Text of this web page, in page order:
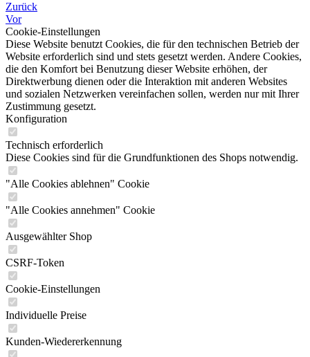
Zurück
Vor
Cookie-Einstellungen
Diese Website benutzt Cookies, die für den technischen Betrieb der
Website erforderlich sind und stets gesetzt werden. Andere Cookies,
die den Komfort bei Benutzung dieser Website erhöhen, der
Direktwerbung dienen oder die Interaktion mit anderen Websites
und sozialen Netzwerken vereinfachen sollen, werden nur mit Ihrer
Zustimmung gesetzt.
Konfiguration
Technisch erforderlich
Diese Cookies sind für die Grundfunktionen des Shops notwendig.
"Alle Cookies ablehnen" Cookie
"Alle Cookies annehmen" Cookie
Ausgewählter Shop
CSRF-Token
Cookie-Einstellungen
Individuelle Preise
Kunden-Wiedererkennung